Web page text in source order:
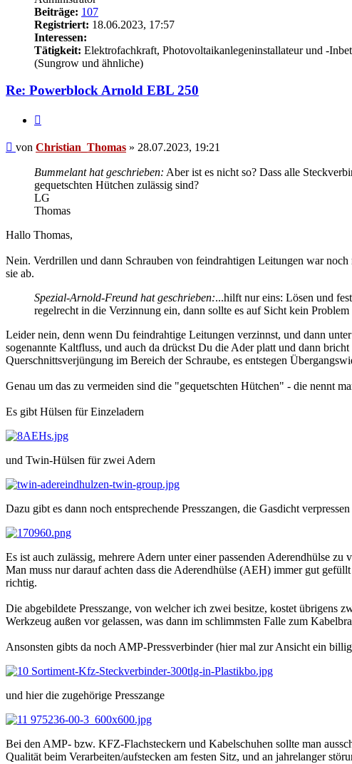
Beiträge: 107
Registriert: 18.06.2023, 17:57
Interessen:
Tätigkeit: Elektrofachkraft, Photovoltaikanlegeninstallateur und -
(Sungrow und ähnliche)
Re: Powerblock Arnold EBL 250
Beitrag
von Christian_Thomas » 28.07.2023, 19:21
Bummelant hat geschrieben: Aber ist es nicht so? Dass alle
gequetschten Hütchen zulässig sind?
LG
Thomas
Hallo Thomas,
Nein. Verdrillen und dann Schrauben von feindrahtigen Leitungen war
sie ab.
Spezial-Arnold-Freund hat geschrieben:...hilft nur eins: Lösen und
regelrecht in die Verzinnung ein, dann sollte es auf Sicht kein Problem
Leider nein, denn wenn Du feindrahtige Leitungen verzinnst, und dann
sogenannte Kaltfluss, und auch da drückst Du die Ader platt und dann
Querschnittsverjüngung im Bereich der Schraube, es entstegen
Genau um das zu vermeiden sind die "gequetschten Hütchen" - die nennt
Es gibt Hülsen für Einzeladern
und Twin-Hülsen für zwei Adern
Dazu gibt es dann noch entsprechende Presszangen, die Gasdicht
Es ist auch zulässig, mehrere Adern unter einer passenden Aderendhülse
Man muss nur darauf achten dass die Aderendhülse (AEH) immer gut
richtig.
Die abgebildete Presszange, von welcher ich zwei besitze, kostet übrigens
Werkzeug außen vor gelassen, was dann im schlimmsten Falle zum
Ansonsten gibts da noch AMP-Pressverbinder (hier mal zur Ansicht ein
und hier die zugehörige Presszange
Bei den AMP- bzw. KFZ-Flachsteckern und Kabelschuhen sollte man
Qualität beim Verarbeiten/aufstecken am festen Sitz, und an jahrelanger